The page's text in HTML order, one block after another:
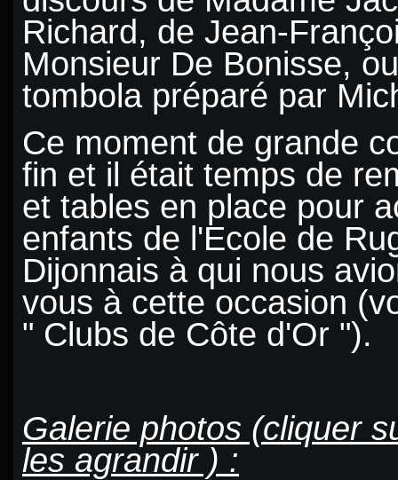
Richard, de Jean-
Monsieur De Bonisse,
tombola préparé par
Ce moment de grande
fin et il était temps de
et tables en place pour
enfants de l'Ecole de
Dijonnais à qui nous
vous à cette occasion
" Clubs de Côte d'Or ").
Galerie photos (cliquer
les agrandir ) :